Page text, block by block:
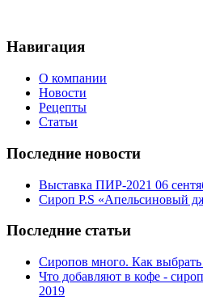
Навигация
О компании
Новости
Рецепты
Статьи
Последние новости
Выставка ПИР-2021 06
Сироп P.S «Апельсиновый
Последние статьи
Сиропов много. Как
Что добавляют в кофе -
2019